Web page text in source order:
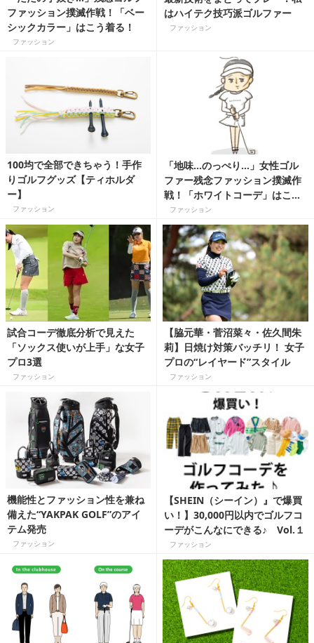
ファッション撲滅作戦！「ベー
シックカラー」はこう着る！
ファッション
はハイテク技巧派ゴルファー
ファッション
100均で全部できちゃう！手作
りゴルフグッズ【ティホルダ
ー】
ファッション
「地味…のっぺり…」女性ゴル
ファー残念ファッション撲滅作
戦！「ホワイトコーデ」はこう
着る！
ファッション
試合コーデ徹底分析で見えた
「ソックス使いが上手」な女子
プロ3選
ファッション
【脇元華・菅沼菜々・佐久間朱
莉】日焼け対策バッチリ！ 女子
プロの“レイヤード”スタイル
ファッション
機能性とファッション性を兼ね
備えた“YAKPAK GOLF”のアイ
テム発売
ファッション
【SHEIN（シーイン）』で爆買
い！】30,000円以内でゴルフコ
ーデがこんなにできる♪ Vol.１
ファッション